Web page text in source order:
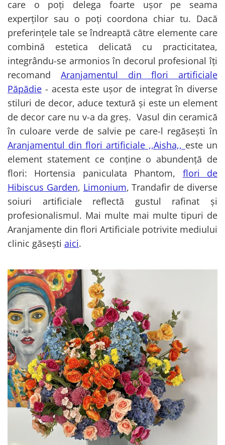
care o poți delega foarte ușor pe seama
experților sau o poți coordona chiar tu. Dacă
preferințele tale se îndreaptă către elemente care
combină estetica delicată cu practicitatea,
integrându-se armonios în decorul profesional îți
recomand Aranjamentul din flori artificiale
Păpădie - acesta este ușor de integrat în diverse
stiluri de decor, aduce textură și este un element
de decor care nu v-a da greș. Vasul din ceramică
în culoare verde de salvie pe care-l regăsești în
Aranjamentul din flori artificiale ,,Aisha,, este un
element statement ce conține o abundență de
flori: Hortensia paniculata Phantom, flori de
Hibiscus Garden, Limonium, Trandafir de diverse
soiuri artificiale reflectă gustul rafinat și
profesionalismul. Mai multe mai multe tipuri de
Aranjamente din flori Artificiale potrivite mediului
clinic găsești aici.